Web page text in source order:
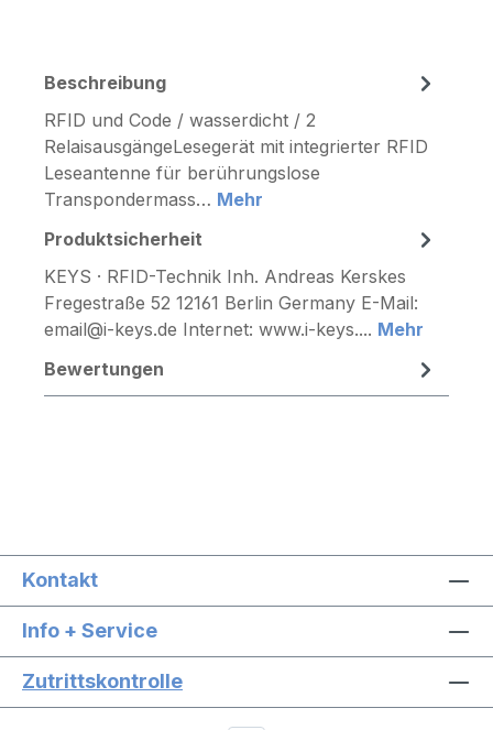
Beschreibung
RFID und Code / wasserdicht / 2
RelaisausgängeLesegerät mit integrierter RFID
Leseantenne für berührungslose
Transpondermass… Mehr
Produktsicherheit
KEYS · RFID-Technik Inh. Andreas Kerskes
Fregestraße 52 12161 Berlin Germany E-Mail:
email@i-keys.de Internet: www.i-keys.... Mehr
Bewertungen
Kontakt
Info + Service
Zutrittskontrolle